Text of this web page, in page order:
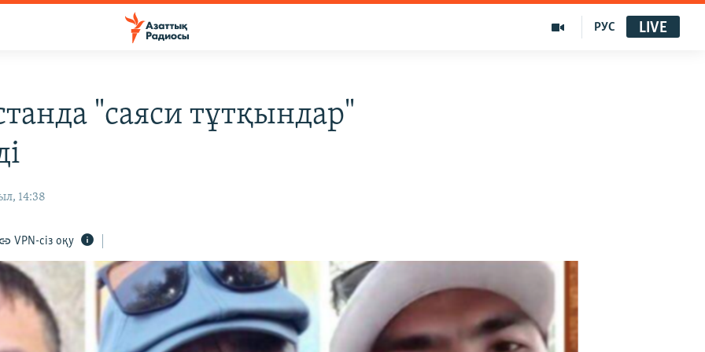
РУС LIVE
"саяси тұтқындар"
14:38
VPN-сіз оқу